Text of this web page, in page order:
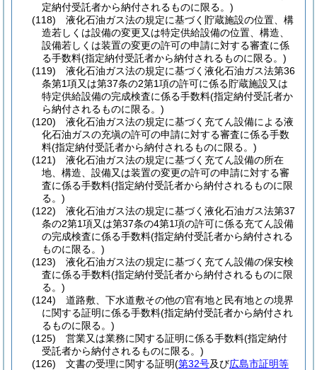
定納付受託者から納付されるものに限る。)
(118)
液化石油ガス法の規定に基づく貯蔵施設の位置、構
造若しくは設備の変更又は特定供給設備の位置、構造、
設備若しくは装置の変更の許可の申請に対する審査に係
る手数料(指定納付受託者から納付されるものに限る。)
(119)
液化石油ガス法の規定に基づく液化石油ガス法第36
条第1項又は第37条の2第1項の許可に係る貯蔵施設又は
特定供給設備の完成検査に係る手数料(指定納付受託者か
ら納付されるものに限る。)
(120)
液化石油ガス法の規定に基づく充てん設備による液
化石油ガスの充塡の許可の申請に対する審査に係る手数
料(指定納付受託者から納付されるものに限る。)
(121)
液化石油ガス法の規定に基づく充てん設備の所在
地、構造、設備又は装置の変更の許可の申請に対する審
査に係る手数料(指定納付受託者から納付されるものに限
る。)
(122)
液化石油ガス法の規定に基づく液化石油ガス法第37
条の2第1項又は第37条の4第1項の許可に係る充てん設備
の完成検査に係る手数料(指定納付受託者から納付される
ものに限る。)
(123)
液化石油ガス法の規定に基づく充てん設備の保安検
査に係る手数料(指定納付受託者から納付されるものに限
る。)
(124)
道路敷、下水道敷その他の官有地と民有地との境界
に関する証明に係る手数料(指定納付受託者から納付され
るものに限る。)
(125)
営業又は業務に関する証明に係る手数料(指定納付
受託者から納付されるものに限る。)
(126)
文書の受理に関する証明(第32号及び広島市証明等